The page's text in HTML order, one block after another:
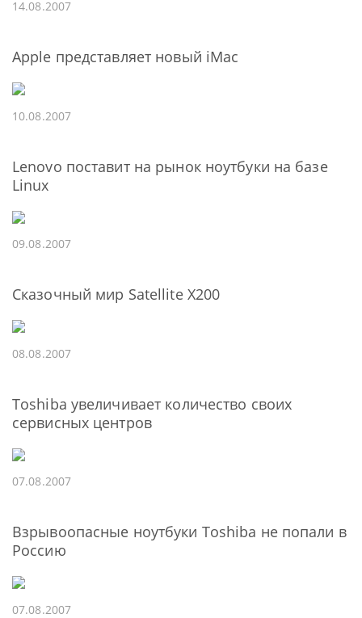
14.08.2007
Apple представляет новый iMac
10.08.2007
Lenovo поставит на рынок ноутбуки на базе
Linux
09.08.2007
Сказочный мир Satellite X200
08.08.2007
Toshiba увеличивает количество своих
сервисных центров
07.08.2007
Взрывоопасные ноутбуки Toshiba не попали в
Россию
07.08.2007